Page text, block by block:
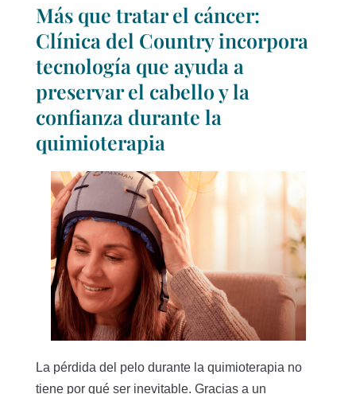
Más que tratar el cáncer:
Clínica del Country incorpora
tecnología que ayuda a
preservar el cabello y la
confianza durante la
quimioterapia
La pérdida del pelo durante la quimioterapia no
tiene por qué ser inevitable. Gracias a un